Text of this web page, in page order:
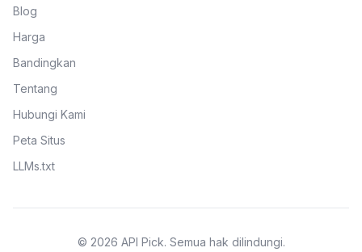
Blog
Harga
Bandingkan
Tentang
Hubungi Kami
Peta Situs
LLMs.txt
© 2026 API Pick. Semua hak dilindungi.